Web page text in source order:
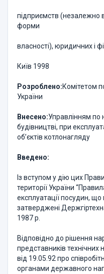
підприємств (незалежно
форми
власності), юридичних і
Київ 1998
Розроблено:Комітетом
України
Внесено:Управлінням по
будівництві, при
об’єктів котлонагляду
Введено:
Із вступом у дію цих
території України
експлуатації посудин,
затверджені
1987 р.
Відповідно до рішення
представників
від 19.05.92 про
органами державного